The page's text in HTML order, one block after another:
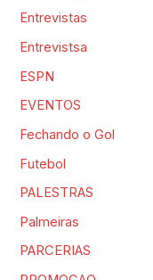
Entrevistas
Entrevistsa
ESPN
EVENTOS
Fechando o Gol
Futebol
PALESTRAS
Palmeiras
PARCERIAS